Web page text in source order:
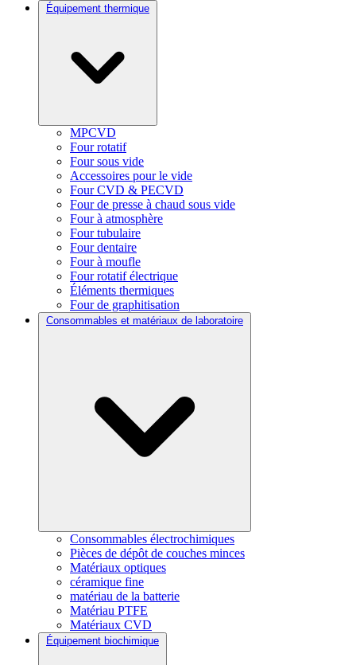
Équipement thermique
MPCVD
Four rotatif
Four sous vide
Accessoires pour le vide
Four CVD & PECVD
Four de presse à chaud sous vide
Four à atmosphère
Four tubulaire
Four dentaire
Four à moufle
Four rotatif électrique
Éléments thermiques
Four de graphitisation
Consommables et matériaux de laboratoire
Consommables électrochimiques
Pièces de dépôt de couches minces
Matériaux optiques
céramique fine
matériau de la batterie
Matériau PTFE
Matériaux CVD
Équipement biochimique